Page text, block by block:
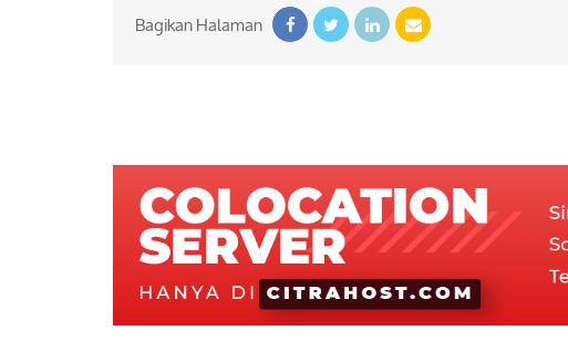
Bagikan Halaman